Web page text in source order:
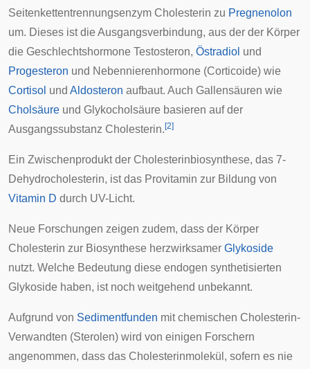
Seitenkettentrennungsenzym Cholesterin zu Pregnenolon
um. Dieses ist die Ausgangsverbindung, aus der der Körper
die Geschlechtshormone Testosteron, Östradiol und
Progesteron und Nebennierenhormone (Corticoide) wie
Cortisol und Aldosteron aufbaut. Auch Gallensäuren wie
Cholsäure und Glykocholsäure basieren auf der
Ausgangssubstanz Cholesterin. [2]
Ein Zwischenprodukt der Cholesterinbiosynthese, das 7-
Dehydrocholesterin, ist das Provitamin zur Bildung von
Vitamin D durch UV-Licht.
Neue Forschungen zeigen zudem, dass der Körper
Cholesterin zur Biosynthese herzwirksamer Glykoside
nutzt. Welche Bedeutung diese endogen synthetisierten
Glykoside haben, ist noch weitgehend unbekannt.
Aufgrund von Sedimentfunden mit chemischen Cholesterin-
Verwandten (Sterolen) wird von einigen Forschern
angenommen, dass das Cholesterinmolekül, sofern es nie